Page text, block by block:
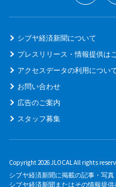
シブヤ経済新聞について
プレスリリース・情報提供は
アクセスデータの利用につい
お問い合わせ
広告のご案内
スタッフ募集
Copyright 2026 JLOCAL All rights
シブヤ経済新聞に掲載の記事・写
シブヤ経済新聞またはその情報提供